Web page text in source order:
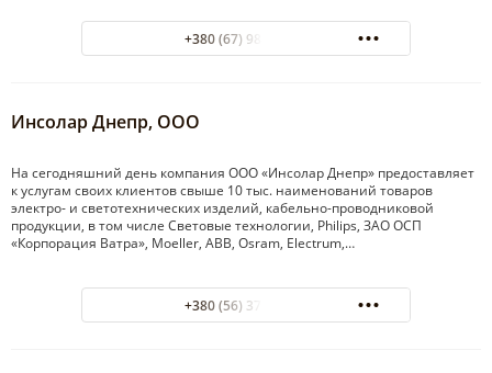
+380 (67) 988-30-76
Инсолар Днепр, ООО
На сегодняшний день компания ООО «Инсолар Днепр» предоставляет
к услугам своих клиентов свыше 10 тыс. наименований товаров
электро- и светотехнических изделий, кабельно-проводниковой
продукции, в том числе Световые технологии, Philips, ЗАО ОСП
«Корпорация Ватра», Moeller, ABB, Osram, Electrum,…
+380 (56) 372-81-70